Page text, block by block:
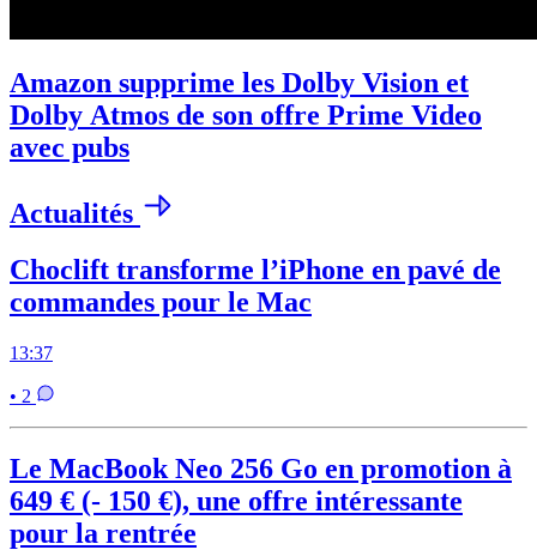
Amazon supprime les Dolby Vision et
Dolby Atmos de son offre Prime Video
avec pubs
Actualités
Choclift transforme l’iPhone en pavé de
commandes pour le Mac
13:37
• 2
Le MacBook Neo 256 Go en promotion à
649 € (- 150 €), une offre intéressante
pour la rentrée